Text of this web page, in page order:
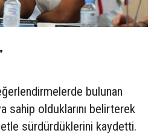
bulunan
sahip olduklarını belirterek
sürdürdüklerini kaydetti.